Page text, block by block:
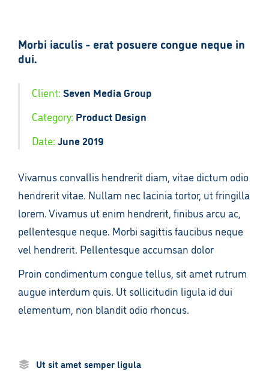
Morbi iaculis - erat posuere congue neque in
dui.
Client: Seven Media Group
Category: Product Design
Date: June 2019
Vivamus convallis hendrerit diam, vitae dictum odio
hendrerit vitae. Nullam nec lacinia tortor, ut fringilla
lorem. Vivamus ut enim hendrerit, finibus arcu ac,
pellentesque neque. Morbi sagittis faucibus neque
vel hendrerit. Pellentesque accumsan dolor
Proin condimentum congue tellus, sit amet rutrum
augue interdum quis. Ut sollicitudin ligula id dui
elementum, non blandit odio rhoncus.
Ut sit amet semper ligula